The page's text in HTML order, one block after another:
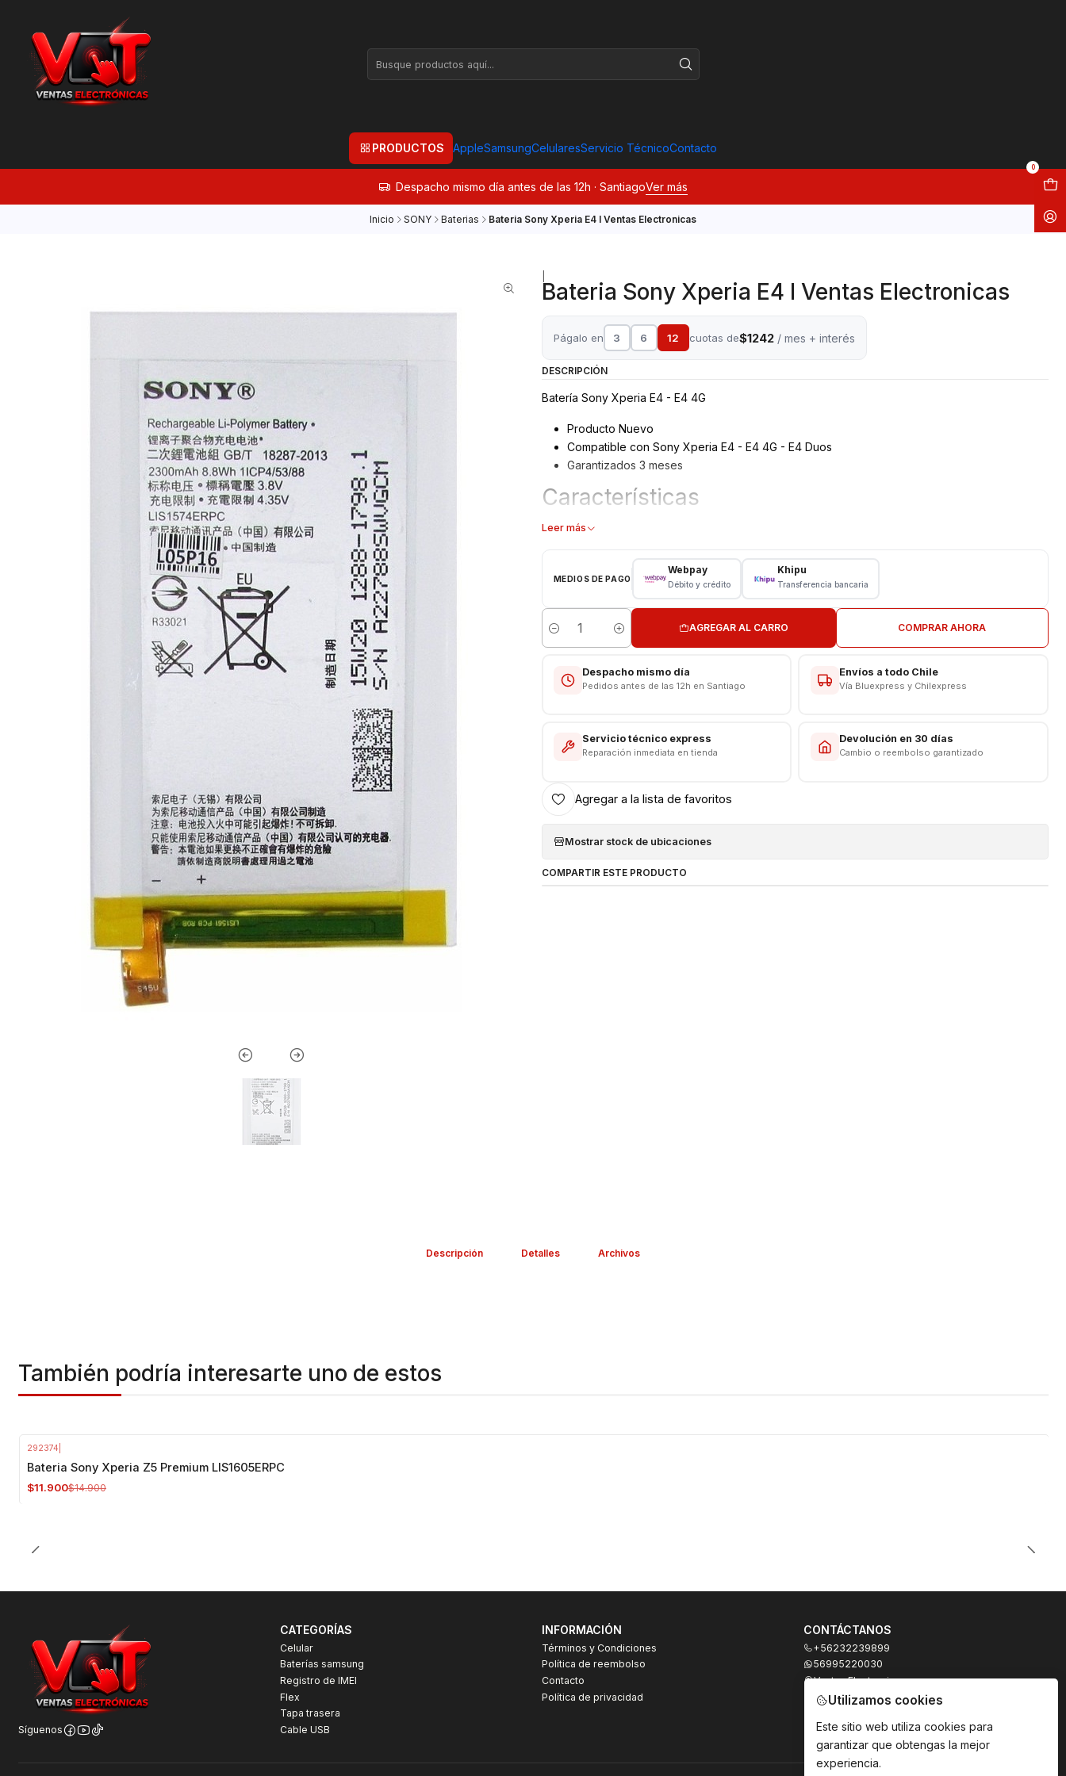
PRODUCTOS AppleSamsungCelularesServicio TécnicoContacto
0
Despacho mismo día antes de las 12h · SantiagoVer más
Inicio SONY Baterias Bateria Sony Xperia E4 I Ventas Electronicas
Bateria Sony Xperia E4 I Ventas Electronicas
Págalo en 3 6 12 cuotas de$1242/ mes + interés
DESCRIPCIÓN
Batería Sony Xperia E4 - E4 4G
Producto Nuevo
Compatible con Sony Xperia E4 - E4 4G - E4 Duos
Garantizados 3 meses
Características
Batería Sony Xperia E4
Capacidad: 2300 mAh
Límite Voltaje: 4.35v
Valor Incluye Instalación
Leer más
MEDIOS DE PAGO
Webpay
Débito y crédito
Khipu
Transferencia bancaria
Cantidad
AGREGAR AL CARRO COMPRAR AHORA
Despacho mismo día
Pedidos antes de las 12h en Santiago
Envíos a todo Chile
Vía Bluexpress y Chilexpress
Servicio técnico express
Reparación inmediata en tienda
Devolución en 30 días
Cambio o reembolso garantizado
Agregar a la lista de favoritos
Mostrar stock de ubicaciones
COMPARTIR ESTE PRODUCTO
Descripción Detalles Archivos
También podría interesarte uno de estos
292374
Bateria Sony Xperia Z5 Premium LIS1605ERPC
$11.900$14.900
Síguenos
CATEGORÍAS
Celular
Baterías samsung
Registro de IMEI
Flex
Tapa trasera
Cable USB
INFORMACIÓN
Términos y Condiciones
Política de reembolso
Contacto
Política de privacidad
CONTÁCTANOS
+56232239899
56995220030
Ventas Electronicas
Moneda 973, local 327
Santiago - Santiago Centro
Utilizamos cookies
Este sitio web utiliza cookies para
garantizar que obtengas la mejor
experiencia.